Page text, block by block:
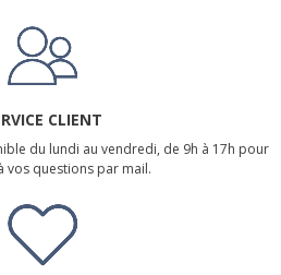
CLIENT
du lundi au vendredi, de 9h à 17h pour
vos questions par mail.